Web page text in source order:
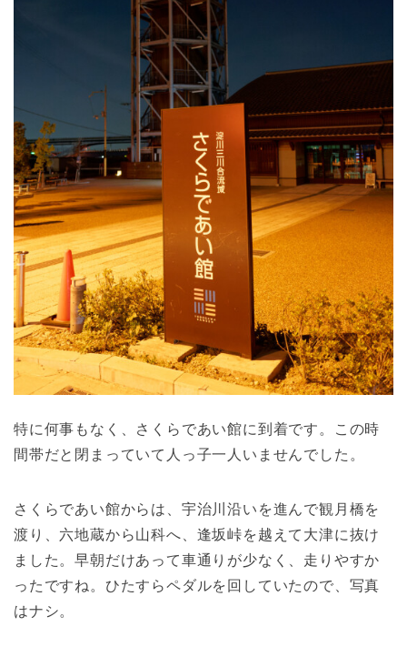
特に何事もなく、さくらであい館に到着です。この時
間帯だと閉まっていて人っ子一人いませんでした。
さくらであい館からは、宇治川沿いを進んで観月橋を
渡り、六地蔵から山科へ、逢坂峠を越えて大津に抜け
ました。早朝だけあって車通りが少なく、走りやすか
ったですね。ひたすらペダルを回していたので、写真
はナシ。